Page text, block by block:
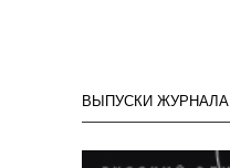
ВЫПУСКИ ЖУРНАЛА